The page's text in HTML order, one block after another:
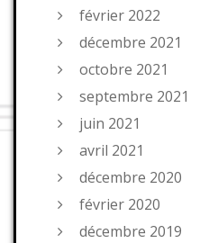
février 2022
décembre 2021
octobre 2021
septembre 2021
juin 2021
avril 2021
décembre 2020
février 2020
décembre 2019